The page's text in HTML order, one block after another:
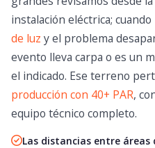
instalación eléctrica;
de luz y el problema
evento lleva carpa o es un
el indicado. Ese terreno
producción con 40+ PAR,
equipo técnico completo.
Las distancias entre